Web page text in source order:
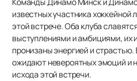
Команды Динамо Минск и
известных участника хоккейной
этой встрече. Оба клуба
выступлениями и амбициями, их
пронизаны энергией и
ожидают невероятных эмоций и
исхода этой встречи.